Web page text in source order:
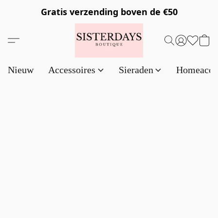
Gratis verzending boven de €50
Nieuw Accessoires Sieraden